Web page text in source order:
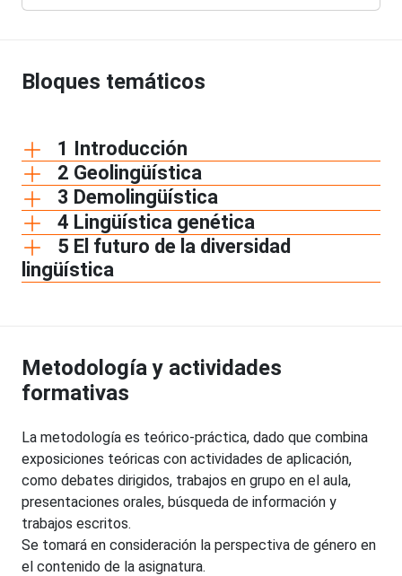
Bloques temáticos
1 Introducción
2 Geolingüística
3 Demolingüística
4 Lingüística genética
5 El futuro de la diversidad
lingüística
Metodología y actividades
formativas
La metodología es teórico-práctica, dado que combina
exposiciones teóricas con actividades de aplicación,
como debates dirigidos, trabajos en grupo en el aula,
presentaciones orales, búsqueda de información y
trabajos escritos.
Se tomará en consideración la perspectiva de género en
el contenido de la asignatura.